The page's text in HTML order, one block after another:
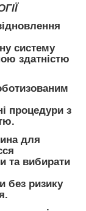
систему
здатністю
процедури з
для
та вибирати
без ризику